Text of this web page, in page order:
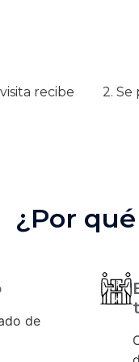
recibe
2.
¿Por
de